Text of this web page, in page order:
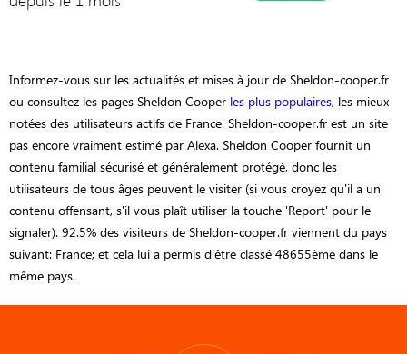
Informez-vous sur les actualités et mises à jour de Sheldon-cooper.fr
ou consultez les pages Sheldon Cooper les plus populaires, les mieux
notées des utilisateurs actifs de France. Sheldon-cooper.fr est un site
pas encore vraiment estimé par Alexa. Sheldon Cooper fournit un
contenu familial sécurisé et généralement protégé, donc les
utilisateurs de tous âges peuvent le visiter (si vous croyez qu'il a un
contenu offensant, s'il vous plaît utiliser la touche 'Report' pour le
signaler). 92.5% des visiteurs de Sheldon-cooper.fr viennent du pays
suivant: France; et cela lui a permis d’être classé 48655ème dans le
même pays.